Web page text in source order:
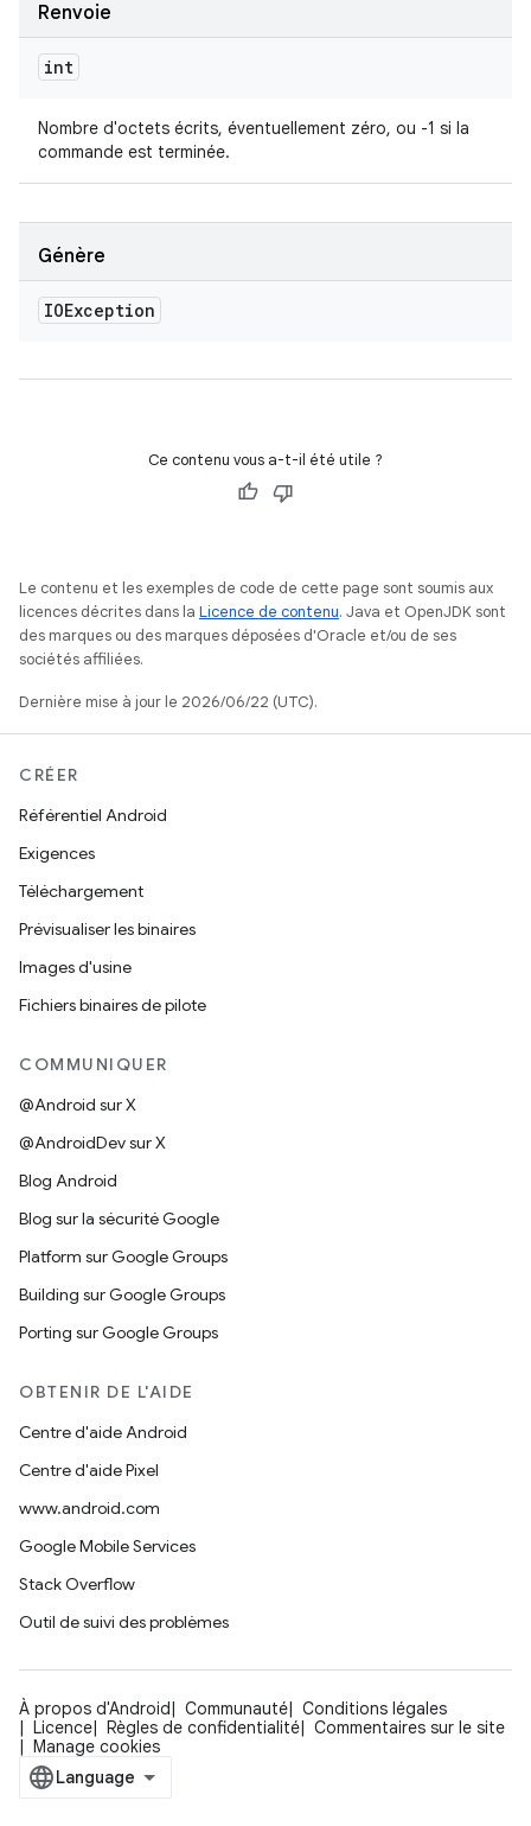
Renvoie
int
Nombre d'octets écrits, éventuellement zéro, ou -1 si la
commande est terminée.
Génère
IOException
Ce contenu vous a-t-il été utile ?
Le contenu et les exemples de code de cette page sont soumis aux
licences décrites dans la Licence de contenu. Java et OpenJDK sont
des marques ou des marques déposées d'Oracle et/ou de ses
sociétés affiliées.
Dernière mise à jour le 2026/06/22 (UTC).
CRÉER
Référentiel Android
Exigences
Téléchargement
Prévisualiser les binaires
Images d'usine
Fichiers binaires de pilote
COMMUNIQUER
@Android sur X
@AndroidDev sur X
Blog Android
Blog sur la sécurité Google
Platform sur Google Groups
Building sur Google Groups
Porting sur Google Groups
OBTENIR DE L'AIDE
Centre d'aide Android
Centre d'aide Pixel
www.android.com
Google Mobile Services
Stack Overflow
Outil de suivi des problèmes
À propos d'Android Communauté
Conditions légales
Licence
Règles de confidentialité
Commentaires sur le site
Manage cookies